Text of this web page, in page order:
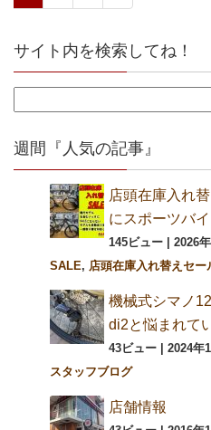
サイト内を検索してね！
週間『人気の記事』
店頭在庫入れ
にスポーツバ
145ビュー 2026
SALE, 店頭在庫入れ替えセー
機械式シマノ
di2と悩まれて
43ビュー 2024年
スタッフブログ
店舗情報